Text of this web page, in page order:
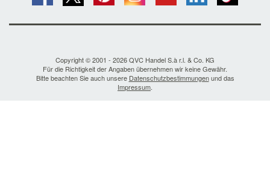
Copyright © 2001 - 2026 QVC Handel S.à r.l. & Co. KG
Für die Richtigkeit der Angaben übernehmen wir keine Gewähr.
Bitte beachten Sie auch unsere Datenschutzbestimmungenund das
Impressum.